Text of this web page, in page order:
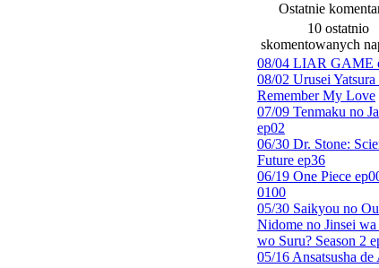
Ostatnie
10 ostatnio
skomentowanych
08/04 LIAR GAME
08/02 Urusei Yatsura
Remember My Love
07/09 Tenmaku no
ep02
06/30 Dr. Stone:
Future ep36
06/19 One Piece
0100
05/30 Saikyou no
Nidome no Jinsei
wo Suru? Season 2
05/16 Ansatsusha de